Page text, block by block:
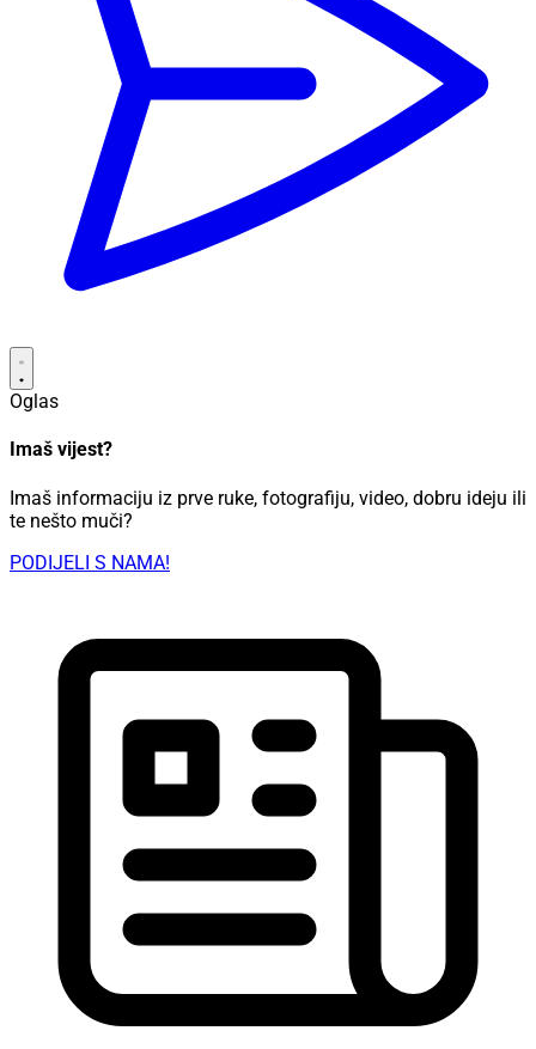
Oglas
Imaš vijest?
Imaš informaciju iz prve ruke, fotografiju, video, dobru ideju ili
te nešto muči?
PODIJELI S NAMA!